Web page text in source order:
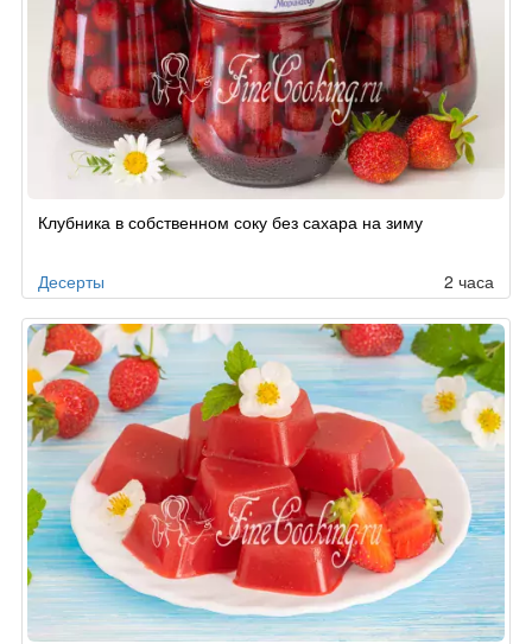
Клубника в собственном соку без сахара на зиму
Десерты 2 часа